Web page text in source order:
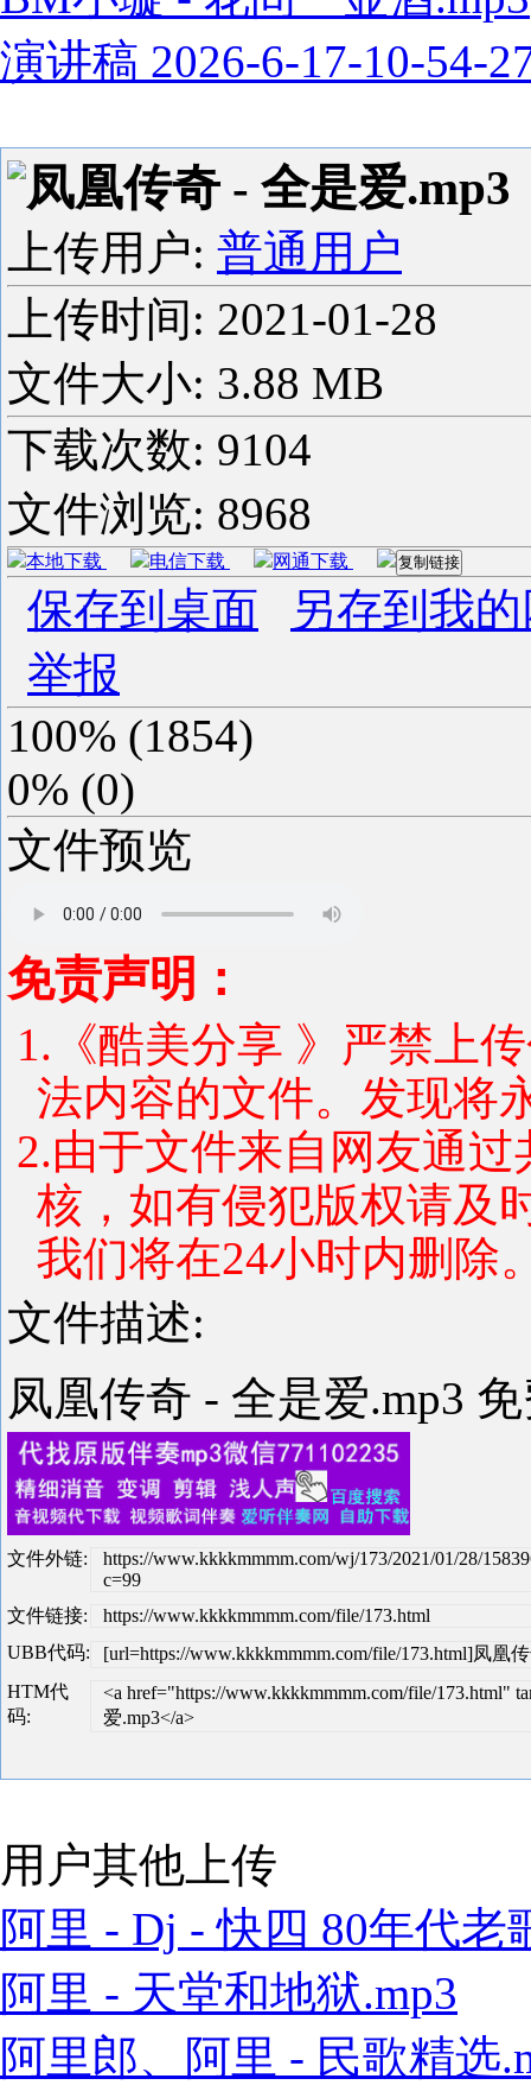
演讲稿 2026-6-17-10-54-
凤凰传奇 - 全是爱.mp3
上传用户: 普通用户
上传时间: 2021-01-28
文件大小: 3.88 MB
下载次数: 9104
文件浏览: 8968
本地下载 电信下载 网通下载 复制链接
保存到桌面
另存到我
举报
100% (1854)
0% (0)
文件预览
免责声明：
1.《酷美分享 》严禁上
法内容的文件。发现将
2.由于文件来自网友通
核，如有侵犯版权请及
我们将在24小时内删除
文件描述:
凤凰传奇 - 全是爱.mp3
文件外链:
https://www.kkkkmmmm.com/wj/173/2021/01/28/
c=99
文件链接:
https://www.kkkkmmmm.com/file/173.html
UBB代码:
[url=https://www.kkkkmmmm.com/file/173.html]凤凰
HTM代
码:
<a href="https://www.kkkkmmmm.com/file/173.html"
爱.mp3</a>
用户其他上传
阿里 - Dj - 快四 80年代老
阿里 - 天堂和地狱.mp3
阿里郎、阿里 - 民歌精选